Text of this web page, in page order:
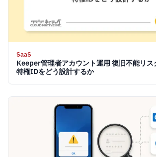
SaaS
Keeper管理者アカウント運用 復旧不能リス
特権IDをどう設計するか